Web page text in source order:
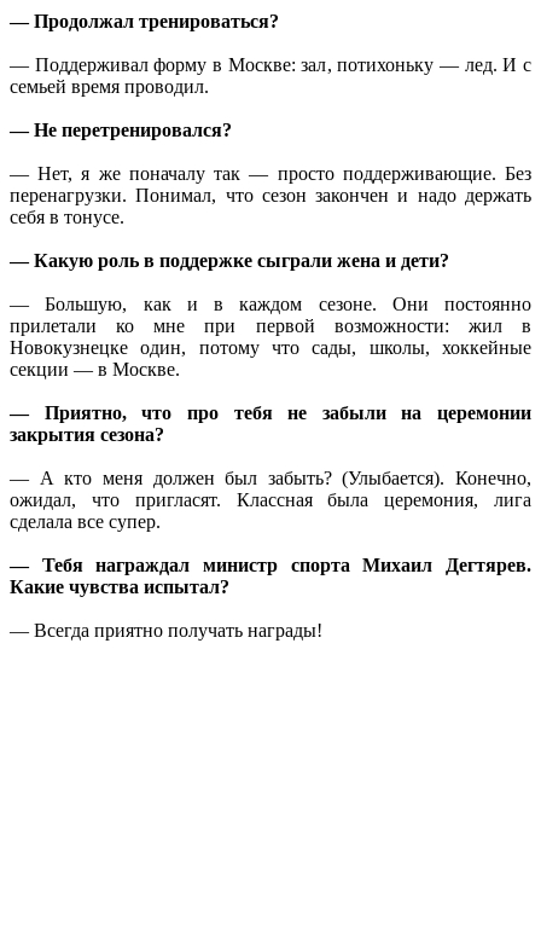
— Продолжал тренироваться?
— Поддерживал форму в Москве: зал, потихоньку — лед. И с
семьей время проводил.
— Не перетренировался?
— Нет, я же поначалу так — просто поддерживающие. Без
перенагрузки. Понимал, что сезон закончен и надо держать
себя в тонусе.
— Какую роль в поддержке сыграли жена и дети?
— Большую, как и в каждом сезоне. Они постоянно
прилетали ко мне при первой возможности: жил в
Новокузнецке один, потому что сады, школы, хоккейные
секции — в Москве.
— Приятно, что про тебя не забыли на церемонии
закрытия сезона?
— А кто меня должен был забыть? (Улыбается). Конечно,
ожидал, что пригласят. Классная была церемония, лига
сделала все супер.
— Тебя награждал министр спорта Михаил Дегтярев.
Какие чувства испытал?
— Всегда приятно получать награды!